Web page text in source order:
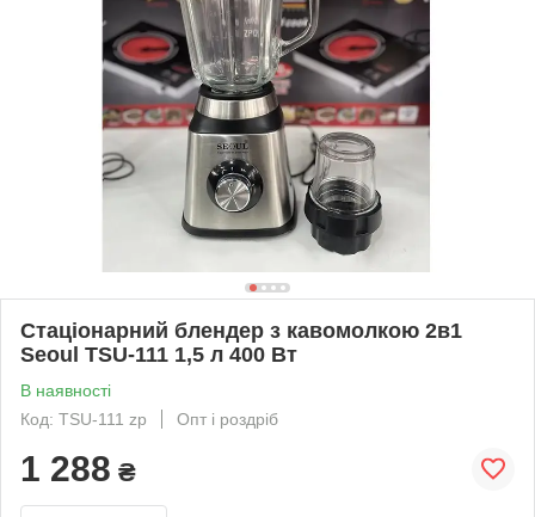
Стаціонарний блендер з кавомолкою 2в1
Seoul TSU-111 1,5 л 400 Вт
В наявності
Код: TSU-111 zp
Опт і роздріб
1 288 ₴